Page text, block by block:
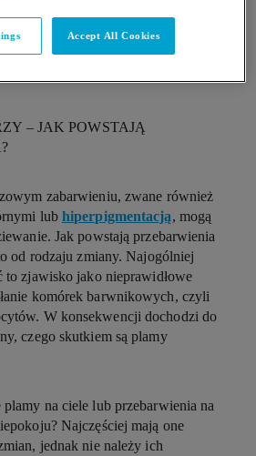
– JAK POWSTAJĄ
zabarwieniu, zwane również
lub hiperpigmentacją, mogą
Jak powstają przebarwienia
od rodzaju zmiany. Najogólniej
to zjawisko jako nieprawidłowe
komórek barwnikowych, czyli
W konsekwencji dochodzi do
czego skutkiem sąplamy
na ciele lub przebarwienia na
Najczęściej mają one
jednak nie należy ich
Accept All Cookies